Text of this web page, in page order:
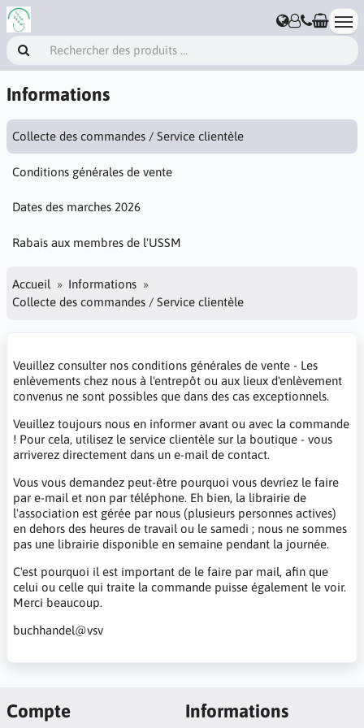
Informations
Collecte des commandes / Service clientèle
Conditions générales de vente
Dates des marches 2026
Rabais aux membres de l'USSM
Accueil
Informations
Collecte des commandes / Service clientèle
Veuillez consulter nos conditions générales de vente - Les
enlèvements chez nous à l'entrepôt ou aux lieux d'enlèvement
convenus ne sont possibles que dans des cas exceptionnels.
Veuillez toujours nous en informer avant ou avec la commande
! Pour cela, utilisez le service clientèle sur la boutique - vous
arriverez directement dans un e-mail de contact.
Vous vous demandez peut-être pourquoi vous devriez le faire
par e-mail et non par téléphone. Eh bien, la librairie de
l'association est gérée par nous (plusieurs personnes actives)
en dehors des heures de travail ou le samedi ; nous ne sommes
pas une librairie disponible en semaine pendant la journée.
C'est pourquoi il est important de le faire par mail, afin que
celui ou celle qui traite la commande puisse également le voir.
Merci beaucoup.
buchhandel@vsv
Compte Informations